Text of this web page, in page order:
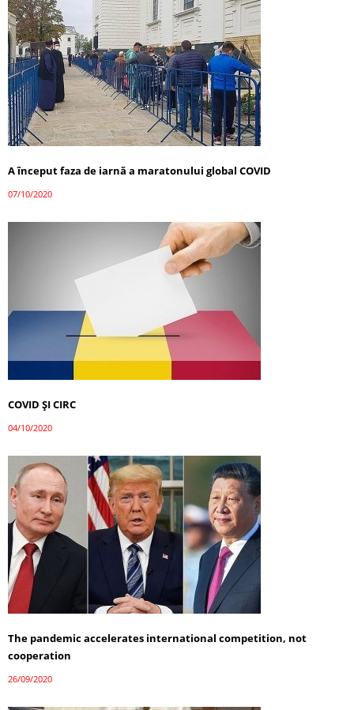
A început faza de iarnă a maratonului global COVID
07/10/2020
COVID ȘI CIRC
04/10/2020
The pandemic accelerates international competition, not
cooperation
26/09/2020